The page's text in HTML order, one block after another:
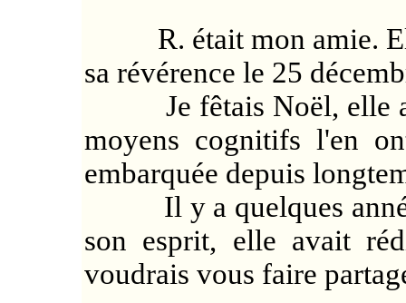
R. était mon amie.
sa révérence le 25
Je fêtais Noël, elle
moyens cognitifs l'en
embarquée depuis
Il y a quelques
son esprit, elle avait
voudrais vous faire